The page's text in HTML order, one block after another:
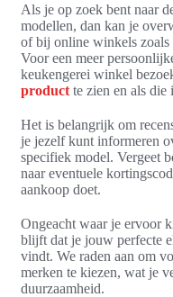
Als je op zoek bent naar
modellen, dan kan je
of bij online winkels
Voor een meer
keukengerei winkel
product te zien en als die
Het is belangrijk om
je jezelf kunt informeren
specifiek model. Vergeet
naar eventuele
aankoop doet.
Ongeacht waar je ervoor
blijft dat je jouw perfecte
vindt. We raden aan om
merken te kiezen, wat je
duurzaamheid.